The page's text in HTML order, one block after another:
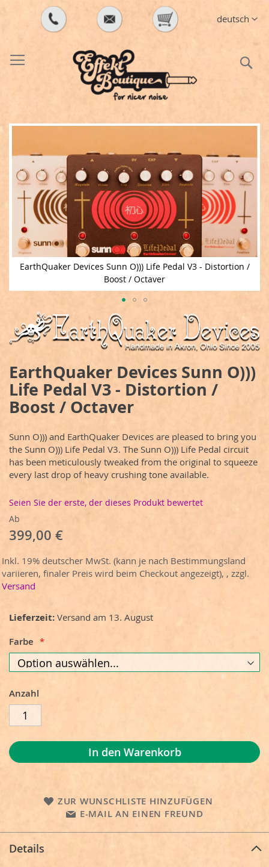
Sprache
deutsch
EarthQuaker Devices Sunn O)))
Life Pedal V3 - Distortion /
Boost / Octaver
Sunn O))) and EarthQuaker Devices are pleased to bring you
the Sunn O))) Life Pedal V3. The Sunn O))) Life Pedal circuit
has been meticulously tweaked from the original to squeeze
every last drop of heavy crushing tone available.
Seien Sie der erste, der dieses Produkt bewertet
Ab
399,00 €
Inkl. 19% deutscher MwSt. (kann je nach Bestimmungsland
variieren, finaler Preis wird beim Checkout angezeigt), , zzgl.
Versand
Lieferzeit Versand am 13. August
Farbe
Anzahl
In den Warenkorb
ZUR WUNSCHLISTE HINZUFÜGEN
E-MAIL AN EINEN FREUND
Zum
der
Bildergalerie
springen
EarthQuaker Devices Sunn O))) Life Pedal V3 - Distortion /
Boost / Octaver
Anfang
der
springen
Details